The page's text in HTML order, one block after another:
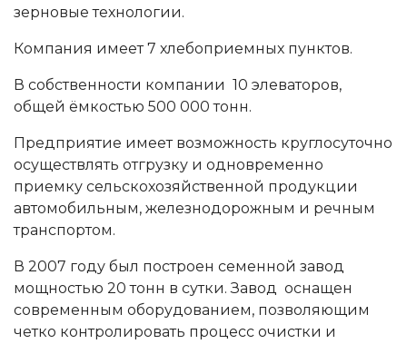
зерновые технологии.
Компания имеет 7 хлебоприемных пунктов.
В собственности компании 10 элеваторов,
общей ёмкостью 500 000 тонн.
Предприятие имеет возможность круглосуточно
осуществлять отгрузку и одновременно
приемку сельскохозяйственной продукции
автомобильным, железнодорожным и речным
транспортом.
В 2007 году был построен семенной завод
мощностью 20 тонн в сутки. Завод оснащен
современным оборудованием, позволяющим
четко контролировать процесс очистки и